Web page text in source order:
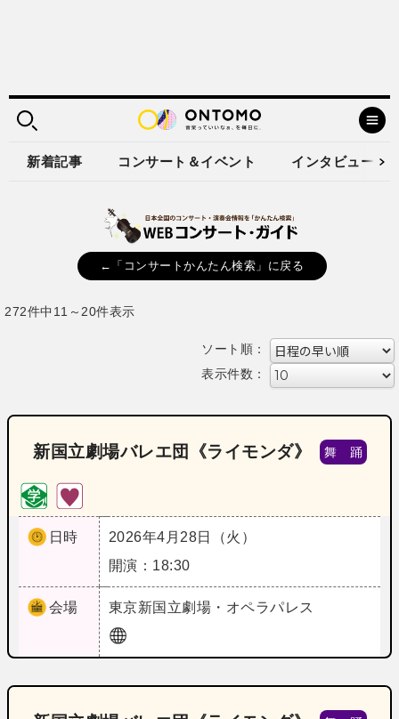
新着記事 コンサート＆イベント インタビュー
←「コンサートかんたん検索」に戻る
272件中11～20件表示
ソート順：
表示件数：
新国立劇場バレエ団《ライモンダ》 舞 踊
日時
2026年4月28日（火）
開演：18:30
会場 東京新国立劇場・オペラパレス